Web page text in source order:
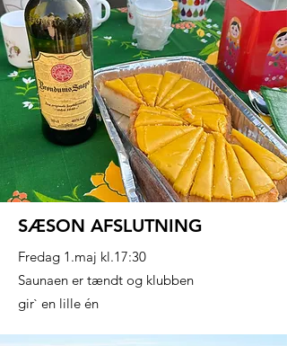
SÆSON AFSLUTNING
Fredag 1.maj kl.17:30
Saunaen er tændt og klubben
gir` en lille én